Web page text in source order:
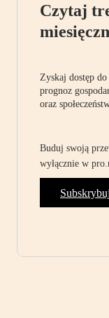
Czytaj
Zyskaj dostęp
prognoz
oraz
Buduj swoją
wyłącznie w